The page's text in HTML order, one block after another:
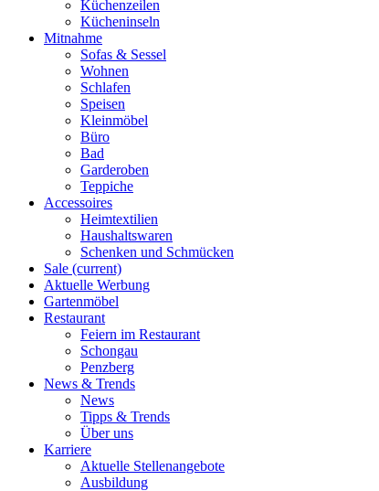
Küchenzeilen
Kücheninseln
Mitnahme
Sofas & Sessel
Wohnen
Schlafen
Speisen
Kleinmöbel
Büro
Bad
Garderoben
Teppiche
Accessoires
Heimtextilien
Haushaltswaren
Schenken und Schmücken
Sale (current)
Aktuelle Werbung
Gartenmöbel
Restaurant
Feiern im Restaurant
Schongau
Penzberg
News & Trends
News
Tipps & Trends
Über uns
Karriere
Aktuelle Stellenangebote
Ausbildung